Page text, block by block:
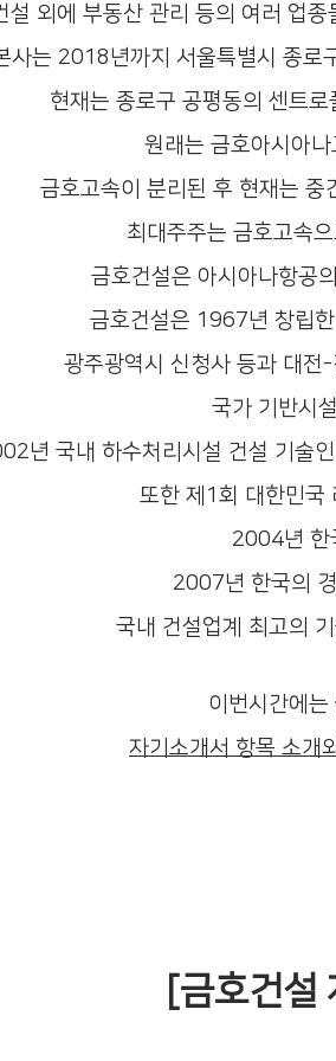
설 외에 부동산 관리 등의 여러 업종
사는 2018년까지 서울특별시 종로
현재는 종로구 공평동의 센트
원래는 금호아시아
금호고속이 분리된 후 현재는 중
최대주주는 금호고속
금호건설은 아시아나항공
금호건설은 1967년 창립
광주광역시 신청사 등과 대전
국가 기반시
년 국내 하수처리시설 건설 기술인
또한 제1회 대한민국
2004년 한
2007년 한국의
국내 건설업계 최고의
이번시간에는
자기소개서 항목 소개
[금호건설